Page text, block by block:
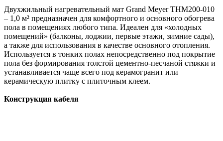
Двухжильный нагревательный мат Grand Meyer THM200-010
– 1,0 м² предназначен для комфортного и основного обогрева
пола в помещениях любого типа. Идеален для «холодных
помещений» (балконы, лоджии, первые этажи, зимние сады),
а также для использования в качестве основного отопления.
Используется в тонких полах непосредственно под покрытие
пола без формирования толстой цементно-песчаной стяжки и
устанавливается чаще всего под керамогранит или
керамическую плитку с плиточным клеем.
Конструкция кабеля